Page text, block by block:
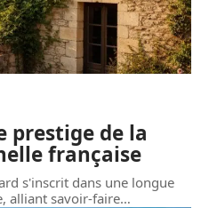
prestige de la
française
s'inscrit dans une longue
alliant savoir-faire…